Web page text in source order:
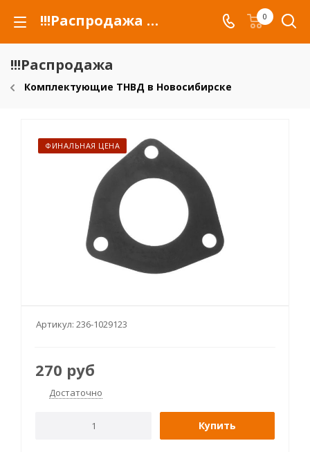
!!!Распродажа для автомобилей российских марок и сельхозтехники 0
!!!Распродажа
Комплектующие ТНВД в Новосибирске
ФИНАЛЬНАЯ ЦЕНА
Артикул: 236-1029123
270 руб
Достаточно
Купить